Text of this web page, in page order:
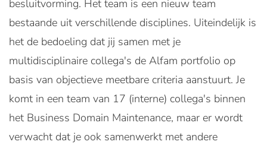
besluitvorming. Het team is een nieuw team
bestaande uit verschillende disciplines. Uiteindelijk is
het de bedoeling dat jij samen met je
multidisciplinaire collega's de Alfam portfolio op
basis van objectieve meetbare criteria aanstuurt. Je
komt in een team van 17 (interne) collega's binnen
het Business Domain Maintenance, maar er wordt
verwacht dat je ook samenwerkt met andere